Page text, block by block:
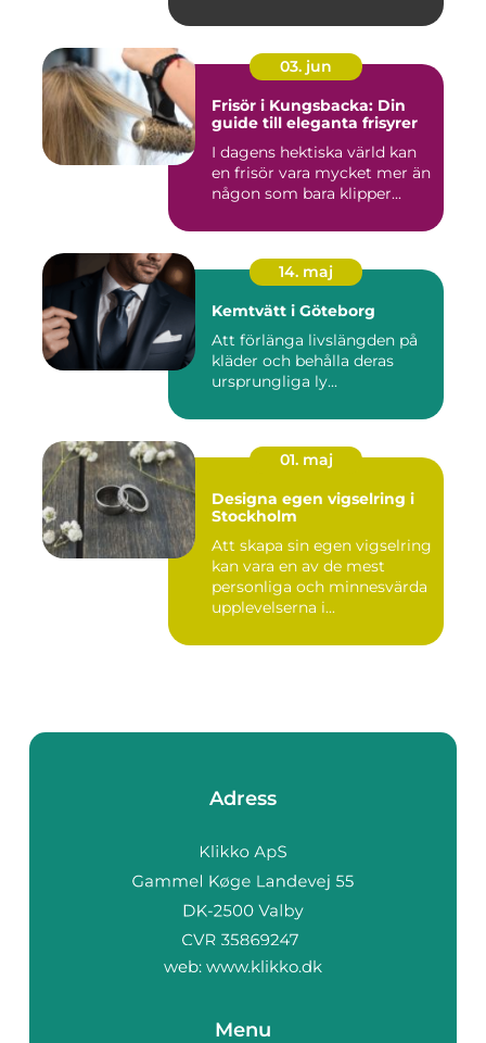
03. jun
Frisör i Kungsbacka: Din
guide till eleganta frisyrer
I dagens hektiska värld kan
en frisör vara mycket mer än
någon som bara klipper...
14. maj
Kemtvätt i Göteborg
Att förlänga livslängden på
kläder och behålla deras
ursprungliga ly...
01. maj
Designa egen vigselring i
Stockholm
Att skapa sin egen vigselring
kan vara en av de mest
personliga och minnesvärda
upplevelserna i...
Adress
web: www.klikko.dk
Menu